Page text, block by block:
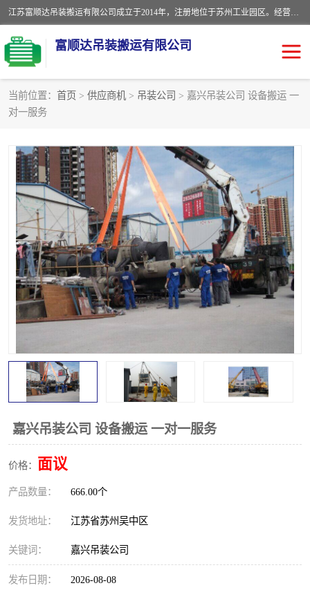
江苏富顺达吊装搬运有限公司成立于2014年，注册地位于苏州工业园区。经营范围包括起重吊装、搬运装卸服务；叉车、吊车租赁；水电安装；机电工程施工及维护；机电设备安装；家政服务、保洁服务。苏州搬运公司，苏州叉车出租，苏州吊车出租，苏州工厂设备搬运，专业设备吊装服务。
富顺达吊装搬运有限公司
当前位置： 首页 > 供应商机 > 吊装公司 > 嘉兴吊装公司 设备搬运 一
对一服务
嘉兴吊装公司 设备搬运 一对一服务
价格： 面议
产品数量： 666.00个
发货地址： 江苏省苏州吴中区
关键词： 嘉兴吊装公司
发布日期： 2026-08-08
苏州设备搬运吊装服务
工厂搬迁公司 设备包装
设备定位移位 起重吊装
设备搬运 吊装公司
工厂设备搬运 专业设备吊装服务
吊车出租租赁服务 叉车出租租赁服务